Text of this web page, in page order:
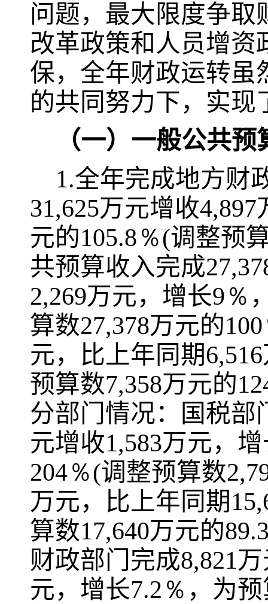
问题，最大限度争取
改革政策和人员增资
保，全年财政运转虽
的共同努力下，实现
（一）一般公共
1.全年完成地方财
31,625万元增收4,897
元的105.8％(调整预
共预算收入完成
2,269万元，增长9％
算数27,378万元的
元，比上年同期6,516
预算数7,358万元的
分部门情况：国税部
元增收1,583万元，
204％(调整预算数
万元，比上年同期
算数17,640万元的
财政部门完成8,821
元，增长7.2％ ，为